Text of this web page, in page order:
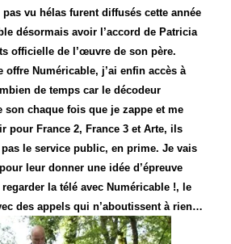
vu hélas furent diffusés cette année
désormais avoir l’accord de Patricia
officielle de l’œuvre de son père.
offre Numéricable, j’ai enfin accès à
de temps car le décodeur
son chaque fois que je zappe et me
pour France 2, France 3 et Arte, ils
le service public, en prime. Je vais
leur donner une idée d’épreuve
la télé avec Numéricable !, le
des appels qui n’aboutissent à rien…